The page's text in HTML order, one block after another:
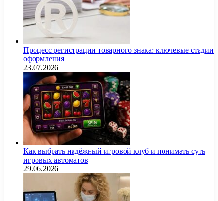
Процесс регистрации товарного знака: ключевые стадии
оформления
23.07.2026
Как выбрать надёжный игровой клуб и понимать суть
игровых автоматов
29.06.2026